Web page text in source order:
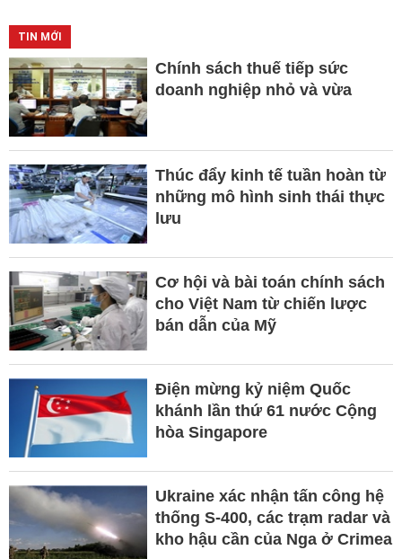
TIN MỚI
Chính sách thuế tiếp sức
doanh nghiệp nhỏ và vừa
Thúc đẩy kinh tế tuần hoàn từ
những mô hình sinh thái thực
lưu
Cơ hội và bài toán chính sách
cho Việt Nam từ chiến lược
bán dẫn của Mỹ
Điện mừng kỷ niệm Quốc
khánh lần thứ 61 nước Cộng
hòa Singapore
Ukraine xác nhận tấn công hệ
thống S-400, các trạm radar và
kho hậu cần của Nga ở Crimea